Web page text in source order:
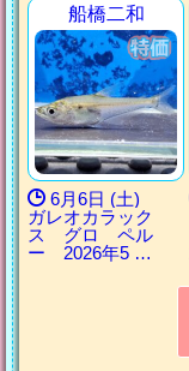
船橋二和
6月6日 (土)
ガレオカラック
ス グロ ペル
ー 2026年5 …